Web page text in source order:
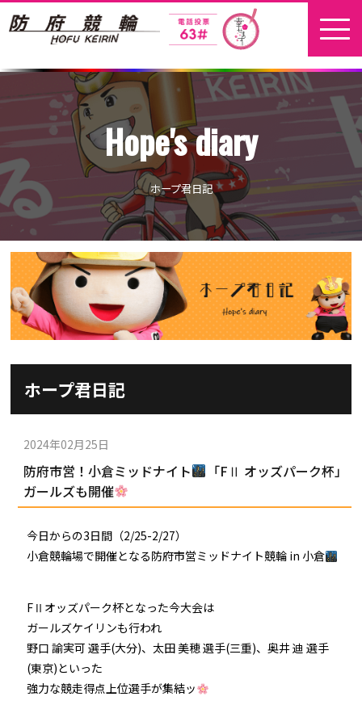
ホーム
新着情報
地元選手
お問い合わせ
開催日程
本場開催
パンフレット
出場予定選手
出走表
予想紙
イベント＆ファンサービス
崖っぷちのK（穴予想）
Kの地元推し！（地元予想）
施設ガイド
施設紹介
有料席
KEIRINパーク
アクセス
車券の購入方法
DOKOTO
歴代優勝者を紹介
非開催日の払戻し場所について
協賛レース募集
横断幕掲出について
その他
防府競輪研究所
ホープ君日記
防府競輪を予想するKとは？
防府競輪キャラクター
サイトポリシー
Hope's diary
ホープ君日記
ホープ君日記
2024年02月25日
防府市営！小倉ミッドナイト
「FⅡ オッズパーク杯」
ガールズも開催
今日からの3日間（2/25-2/27）
小倉競輪場で開催となる防府市営ミッドナイト競輪 in 小倉
FⅡオッズパーク杯となった今大会は
ガールズケイリンも行われ
野口 諭実可 選手(大分)、太田 美穂 選手(三重)、奥井 迪 選手
(東京)といった
強力な競走得点上位選手が集結ッ